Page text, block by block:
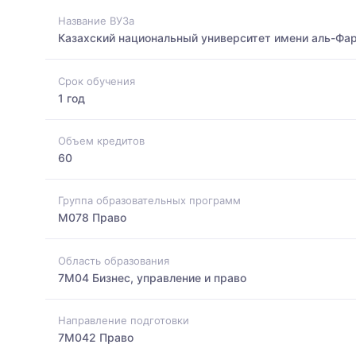
Название ВУЗа
Казахский национальный университет имени аль-
Срок обучения
1 год
Объем кредитов
60
Группа образовательных программ
M078 Право
Область образования
7M04 Бизнес, управление и право
Направление подготовки
7M042 Право